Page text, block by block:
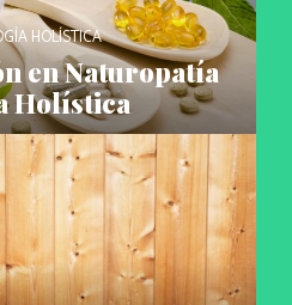
HOLÍSTICA
en Naturopatía
Holística